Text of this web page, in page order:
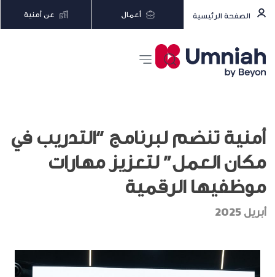
الصفحة الرئيسية أعمال عن أمنية
أمنية تنضم لبرنامج “التدريب في
مكان العمل” لتعزيز مهارات
موظفيها الرقمية
أبريل 2025